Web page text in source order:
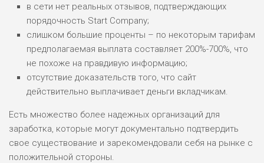
ПОДОЙДЕТ
ВСЕМ
РИСКИ: НИЗКИЕ
ДОХОД: ВЫСОКИЙ
БЮДЖЕТ: ВЫСОКИЙ
ЛЮБИТЕЛЯ
РИСКИ: СРЕДНИЕ
в сети нет реальных отзывов, подтверждающих
порядочность Start Company;
слишком большие проценты – по некоторым тарифам
предполагаемая выплата составляет 200%-700%, что
не похоже на правдивую информацию;
отсутствие доказательств того, что сайт
действительно выплачивает деньги вкладчикам.
Есть множество более надежных организаций для
заработка, которые могут документально подтвердить
свое существование и зарекомендовали себя на рынке с
положительной стороны.